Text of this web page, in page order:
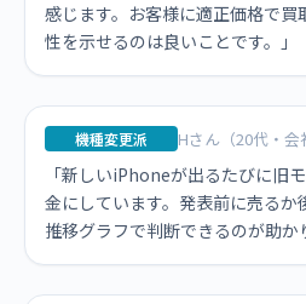
感じます。お客様に適正価格で買
性を示せるのは良いことです。」
機種変更派 Hさん（20代・会
「新しいiPhoneが出るたびに旧
金にしています。発表前に売るか
推移グラフで判断できるのが助か